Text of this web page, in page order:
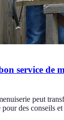
service de
peut
des conseils et